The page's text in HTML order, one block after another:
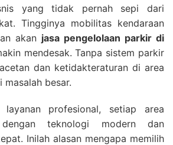
yang tidak pernah sepi dari
Tingginya mobilitas kendaraan
akan jasa pengelolaan parkir di
mendesak. Tanpa sistem parkir
dan ketidakteraturan di area
besar.
layanan profesional, setiap area
teknologi modern dan
Inilah alasan mengapa memilih